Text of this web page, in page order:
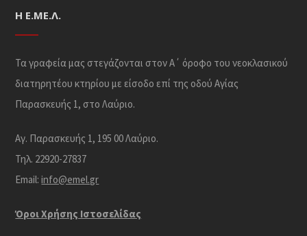
Η Ε.ΜΕ.Λ.
Τα γραφεία μας στεγάζονται στον Α΄ όροφο του νεοκλασικού
διατηρητέου κτηρίου με είσοδο επί της οδού Αγίας
Παρασκευής 1, στο Λαύριο.
Αγ. Παρασκευής 1, 195 00 Λαύριο.
Τηλ. 22920-27837
Email:info@emel.gr
Όροι Χρήσης Iστοσελίδας